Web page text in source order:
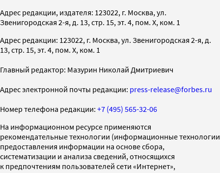
Адрес редакции, издателя: 123022, г. Москва, ул.
Звенигородская 2-я, д. 13, стр. 15, эт. 4, пом. X, ком. 1
Адрес редакции: 123022, г. Москва, ул. Звенигородская 2-я, д.
13, стр. 15, эт. 4, пом. X, ком. 1
Главный редактор: Мазурин Николай Дмитриевич
Адрес электронной почты редакции: press-release@forbes.ru
Номер телефона редакции: +7 (495) 565-32-06
На информационном ресурсе применяются
рекомендательные технологии (информационные технологии
предоставления информации на основе сбора,
систематизации и анализа сведений, относящихся
к предпочтениям пользователей сети «Интернет»,